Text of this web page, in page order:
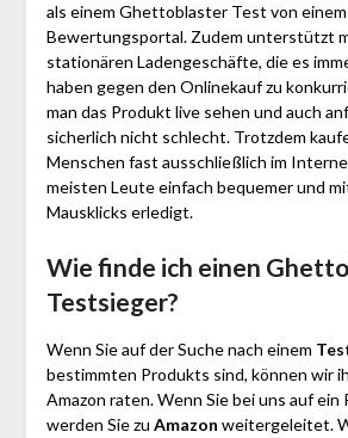
als einem Ghettoblaster Test von einem
Bewertungsportal. Zudem unterstützt
stationären Ladengeschäfte, die es
haben gegen den Onlinekauf zu
man das Produkt live sehen und auch
sicherlich nicht schlecht. Trotzdem
Menschen fast ausschließlich im
meisten Leute einfach bequemer und
Mausklicks erledigt.
Wie finde ich einen
Testsieger?
Wenn Sie auf der Suche nach einem
bestimmten Produkts sind, können wir
Amazon raten. Wenn Sie bei uns auf ein
werden Sie zu Amazon weitergeleitet.